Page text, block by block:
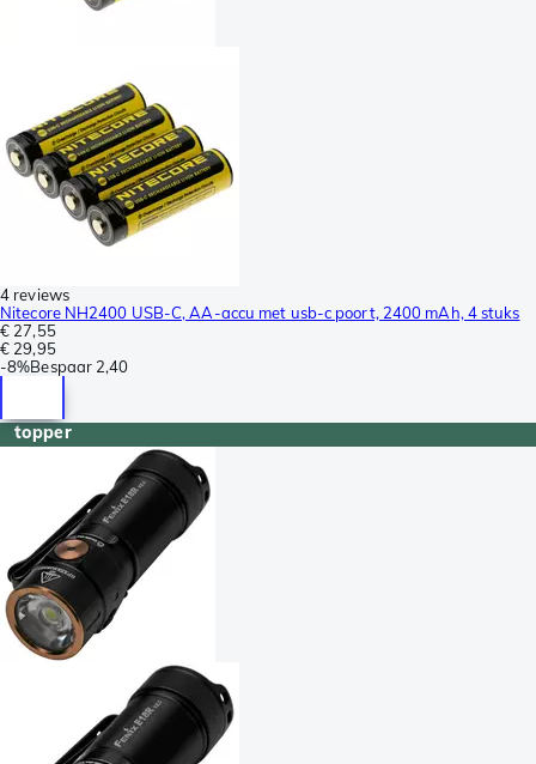
4 reviews
Nitecore NH2400 USB-C, AA-accu met usb-c poort, 2400 mAh, 4 stuks
€ 27,55
€ 29,95
-8%Bespaar 2,40
topper